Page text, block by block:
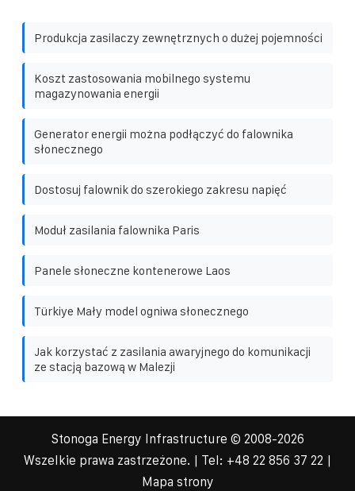
Produkcja zasilaczy zewnętrznych o dużej pojemności
Koszt zastosowania mobilnego systemu
magazynowania energii
Generator energii można podłączyć do falownika
słonecznego
Dostosuj falownik do szerokiego zakresu napięć
Moduł zasilania falownika Paris
Panele słoneczne kontenerowe Laos
Türkiye Mały model ogniwa słonecznego
Jak korzystać z zasilania awaryjnego do komunikacji
ze stacją bazową w Malezji
Stonoga Energy Infrastructure © 2008-2026
Wszelkie prawa zastrzeżone. | Tel: +48 22 856 37 22
Mapa strony